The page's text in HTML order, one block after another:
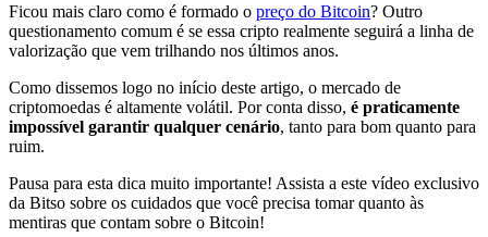
Ficou mais claro como é formado o preço do Bitcoin? Outro
questionamento comum é se essa cripto realmente seguirá a linha de
valorização que vem trilhando nos últimos anos.
Como dissemos logo no início deste artigo, o mercado de
criptomoedas é altamente volátil. Por conta disso, é praticamente
impossível garantir qualquer cenário, tanto para bom quanto para
ruim.
Pausa para esta dica muito importante! Assista a este vídeo exclusivo
da Bitso sobre os cuidados que você precisa tomar quanto às
mentiras que contam sobre o Bitcoin!